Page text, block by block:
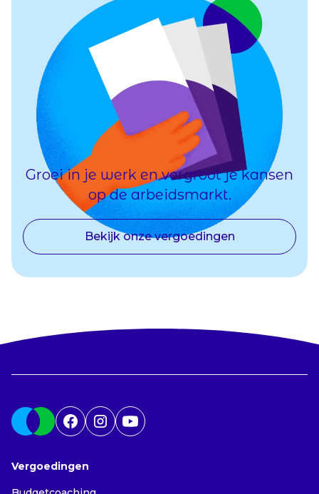
Groei in je werk en vergroot je kansen
op de arbeidsmarkt.
Bekijk onze vergoedingen
Vergoedingen